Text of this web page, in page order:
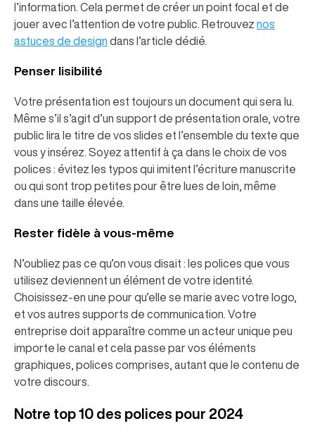
l’information. Cela permet de créer un point focal et de
jouer avec l’attention de votre public. Retrouvez nos
astuces de design dans l’article dédié.
Penser lisibilité
Votre présentation est toujours un document qui sera lu.
Même s’il s’agit d’un support de présentation orale, votre
public lira le titre de vos slides et l’ensemble du texte que
vous y insérez. Soyez attentif à ça dans le choix de vos
polices : évitez les typos qui imitent l’écriture manuscrite
ou qui sont trop petites pour être lues de loin, même
dans une taille élevée.
Rester fidèle à vous-même
N’oubliez pas ce qu’on vous disait : les polices que vous
utilisez deviennent un élément de votre identité.
Choisissez-en une pour qu’elle se marie avec votre logo,
et vos autres supports de communication. Votre
entreprise doit apparaître comme un acteur unique peu
importe le canal et cela passe par vos éléments
graphiques, polices comprises, autant que le contenu de
votre discours.
Notre top 10 des polices pour 2024